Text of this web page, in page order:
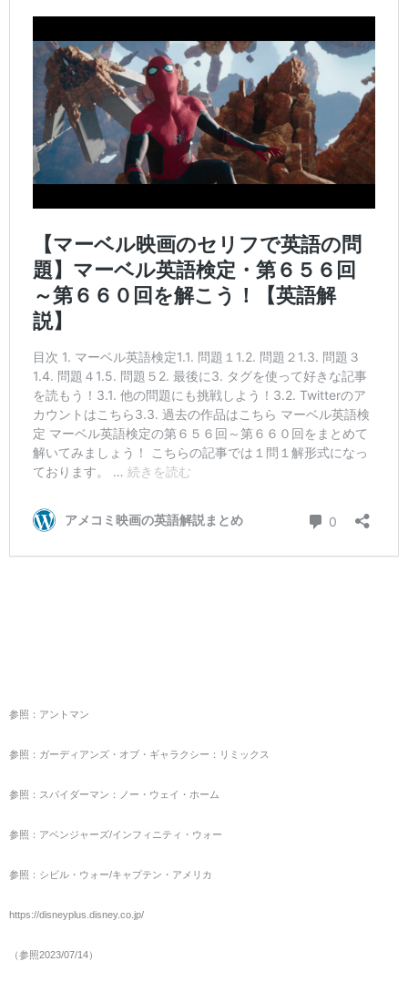
参照：アントマン
参照：ガーディアンズ・オブ・ギャラクシー：リミックス
参照：スパイダーマン：ノー・ウェイ・ホーム
参照：アベンジャーズ/インフィニティ・ウォー
参照：シビル・ウォー/キャプテン・アメリカ
https://disneyplus.disney.co.jp/
（参照2023/07/14）